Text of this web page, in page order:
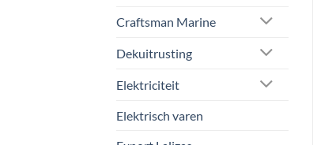
Craftsman Marine
Dekuitrusting
Elektriciteit
Elektrisch varen